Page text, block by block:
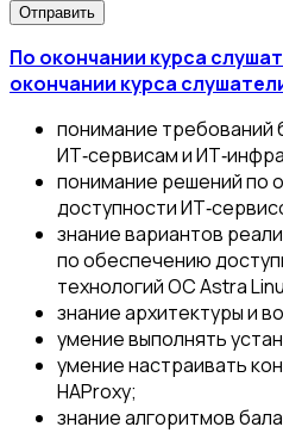
По окончании курса
окончании курса
понимание требований
ИТ‑сервисам и
понимание решений по
доступности
знание вариантов
по обеспечению
технологий ОС Astra
знание архитектуры и
умение выполнять
умение настраивать
HAProxy;
знание алгоритмов